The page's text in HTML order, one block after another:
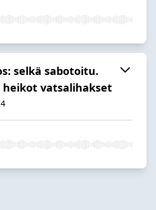
selkä sabotoitu.
heikot vatsalihakset